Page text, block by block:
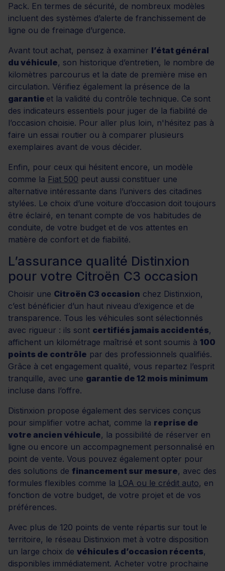
Pack. En termes de sécurité, de nombreux modèles
incluent des systèmes d’alerte de franchissement de
ligne ou de freinage d’urgence.
Avant tout achat, pensez à examiner l’état général
du véhicule, son historique d’entretien, le nombre de
kilomètres parcourus et la date de première mise en
circulation. Vérifiez également la présence de la
garantie et la validité du contrôle technique. Ce sont
des indicateurs essentiels pour juger de la fiabilité de
l’occasion choisie. Pour aller plus loin, n'hésitez pas à
faire un essai routier ou à comparer plusieurs
exemplaires avant de vous décider.
Enfin, pour ceux qui hésitent encore, un modèle
comme la Fiat 500 peut aussi constituer une
alternative intéressante dans l’univers des citadines
stylées. Le choix d’une voiture d’occasion doit toujours
être éclairé, en tenant compte de vos habitudes de
conduite, de votre budget et de vos attentes en
matière de confort et de fiabilité.
L’assurance qualité Distinxion
pour votre Citroën C3 occasion
Choisir une Citroën C3 occasion chez Distinxion,
c’est bénéficier d’un haut niveau d’exigence et de
transparence. Tous les véhicules sont sélectionnés
avec rigueur : ils sont certifiés jamais accidentés,
affichent un kilométrage maîtrisé et sont soumis à 100
points de contrôle par des professionnels qualifiés.
Grâce à cet engagement qualité, vous repartez l’esprit
tranquille, avec une garantie de 12 mois minimum
incluse dans l’offre.
Distinxion propose également des services conçus
pour simplifier votre achat, comme la reprise de
votre ancien véhicule, la possibilité de réserver en
ligne ou encore un accompagnement personnalisé en
point de vente. Vous pouvez également opter pour
des solutions de financement sur mesure, avec des
formules flexibles comme la LOA ou le crédit auto, en
fonction de votre budget, de votre projet et de vos
préférences.
Avec plus de 120 points de vente répartis sur tout le
territoire, le réseau Distinxion met à votre disposition
un large choix de véhicules d’occasion récents,
disponibles immédiatement. Acheter votre prochaine